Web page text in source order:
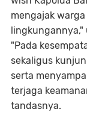
mengajak
lingkungannya,"
"Pada
sekaligus
serta
terjaga
tandasnya.